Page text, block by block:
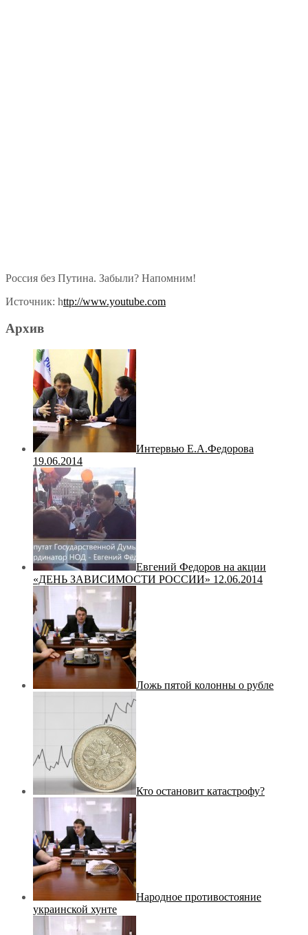
Россия без Путина. Забыли? Напомним!
Источник: http://www.youtube.com
Архив
Интервью Е.А.Федорова
19.06.2014
Евгений Федоров на акции
«ДЕНЬ ЗАВИСИМОСТИ РОССИИ» 12.06.2014
Ложь пятой колонны о рубле
Кто остановит катастрофу?
Народное противостояние
украинской хунте